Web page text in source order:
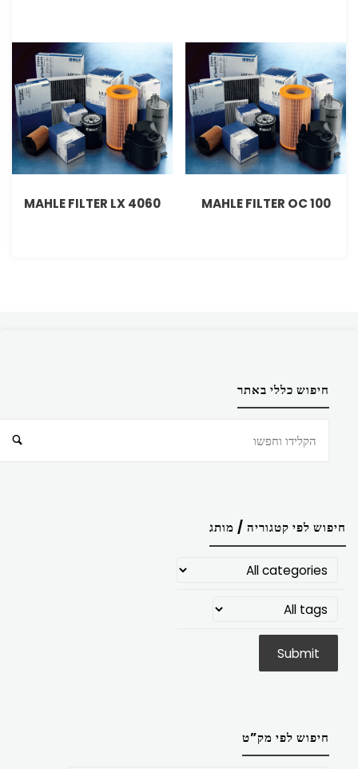
MAHLE FILTER OC 100
MAHLE FILTER LX 4060
חיפוש כללי באתר
חיפוש לפי קטגוריה / מותג
חיפוש לפי מק”ט